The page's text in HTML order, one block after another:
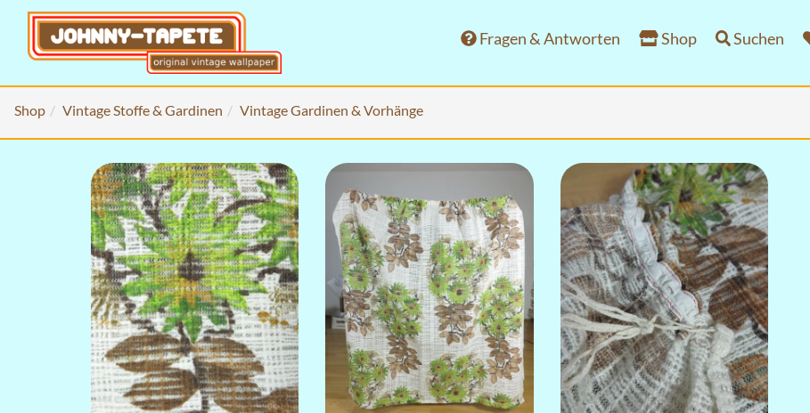
Fragen & Antworten Shop Suchen
Shop Vintage Stoffe & Gardinen Vintage Gardinen & Vorhänge